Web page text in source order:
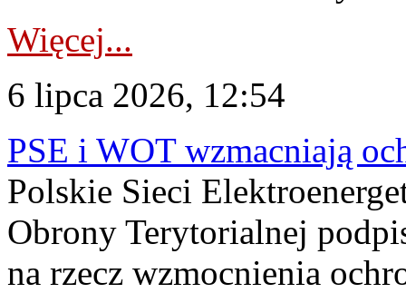
Więcej...
6 lipca 2026, 12:54
PSE i WOT wzmacniają
Polskie Sieci
Obrony Terytorialnej
na rzecz wzmocnienia